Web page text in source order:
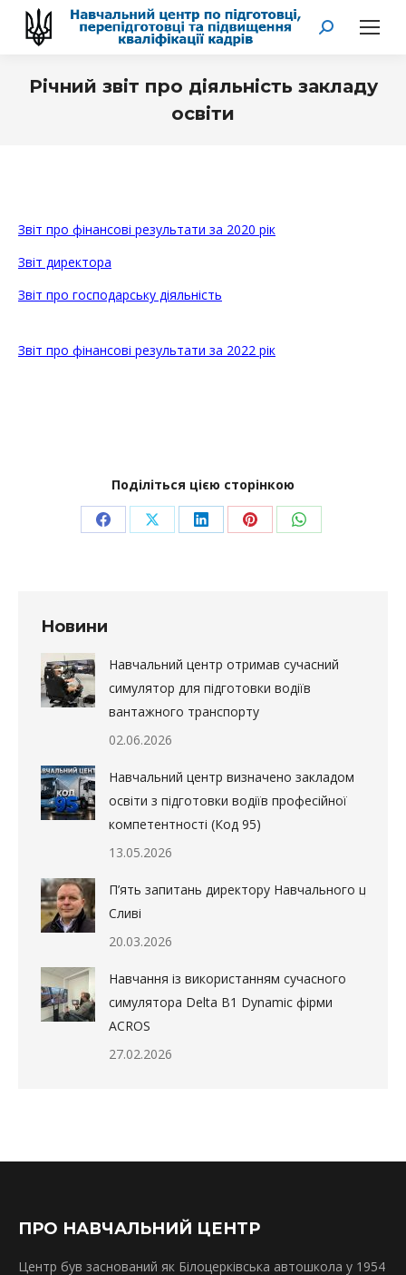
Search:
Річний звіт про діяльність закладу
освіти
Звіт про фінансові результати за 2020 рік
Звіт директора
Звіт про господарську діяльність
Звіт про фінансові результати за 2022 рік
Поділіться цією сторінкою
Share Share Share Share Share
Новини
Навчальний центр отримав сучасний
симулятор для підготовки водіїв
вантажного транспорту
02.06.2026
Навчальний центр визначено закладом
освіти з підготовки водіїв професійної
компетентності (Код 95)
13.05.2026
П’ять запитань директору Навчального центру
Сливі
20.03.2026
Навчання із використанням сучасного
симулятора Delta B1 Dynamic фірми
ACROS
27.02.2026
ПРО НАВЧАЛЬНИЙ ЦЕНТР
Центр був заснований як Білоцерківська автошкола у 1954